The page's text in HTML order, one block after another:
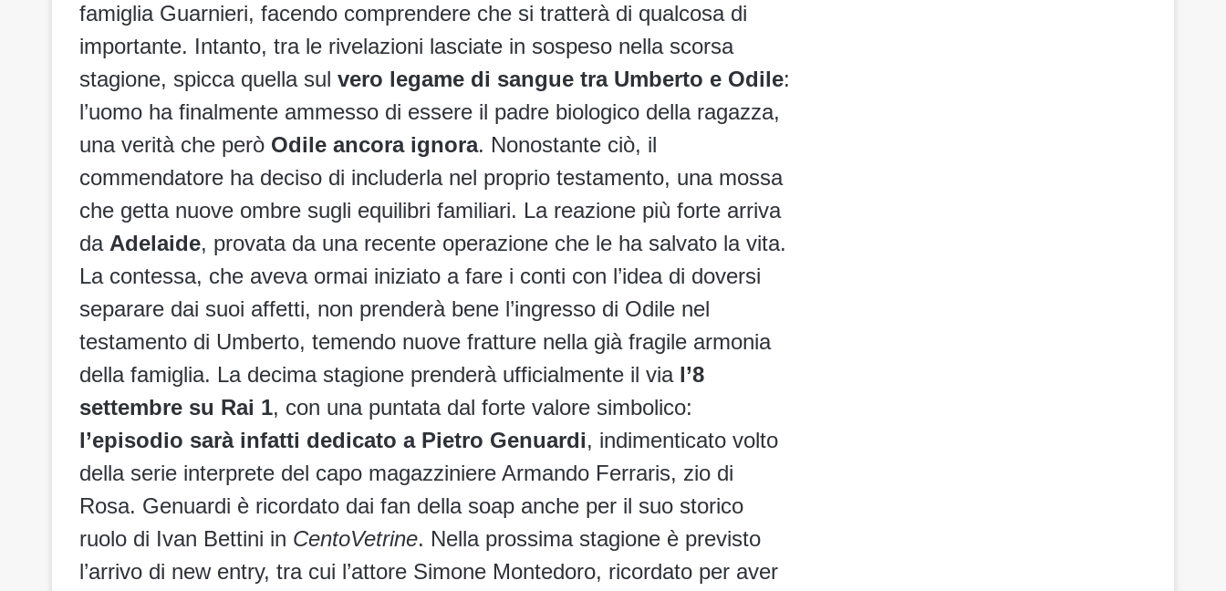
famiglia Guarnieri, facendo comprendere che si tratterà di qualcosa di
importante. Intanto, tra le rivelazioni lasciate in sospeso nella scorsa
stagione, spicca quella sul vero legame di sangue tra Umberto e Odile:
l’uomo ha finalmente ammesso di essere il padre biologico della ragazza,
una verità che però Odile ancora ignora. Nonostante ciò, il
commendatore ha deciso di includerla nel proprio testamento, una mossa
che getta nuove ombre sugli equilibri familiari. La reazione più forte arriva
da Adelaide, provata da una recente operazione che le ha salvato la vita.
La contessa, che aveva ormai iniziato a fare i conti con l’idea di doversi
separare dai suoi affetti, non prenderà bene l’ingresso di Odile nel
testamento di Umberto, temendo nuove fratture nella già fragile armonia
della famiglia. La decima stagione prenderà ufficialmente il via l’8
settembre su Rai 1, con una puntata dal forte valore simbolico:
l’episodio sarà infatti dedicato a Pietro Genuardi, indimenticato volto
della serie interprete del capo magazziniere Armando Ferraris, zio di
Rosa. Genuardi è ricordato dai fan della soap anche per il suo storico
ruolo di Ivan Bettini in CentoVetrine. Nella prossima stagione è previsto
l’arrivo di new entry, tra cui l’attore Simone Montedoro, ricordato per aver